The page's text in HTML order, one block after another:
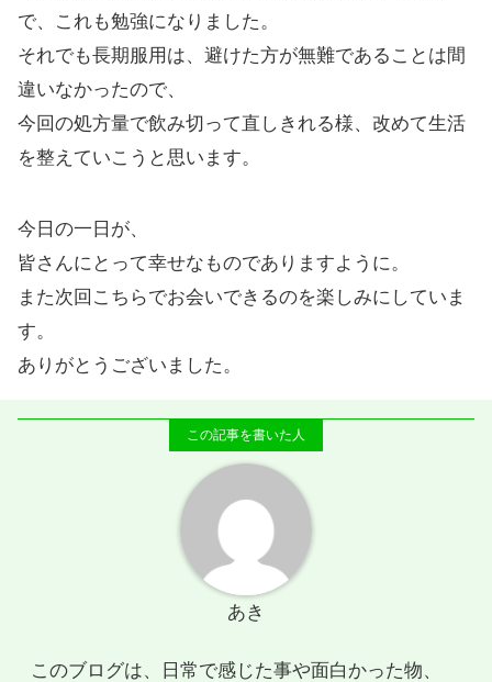
で、これも勉強になりました。
それでも長期服用は、避けた方が無難であることは間
違いなかったので、
今回の処方量で飲み切って直しきれる様、改めて生活
を整えていこうと思います。
今日の一日が、
皆さんにとって幸せなものでありますように。
また次回こちらでお会いできるのを楽しみにしていま
す。
ありがとうございました。
あき
このブログは、日常で感じた事や面白かった物、